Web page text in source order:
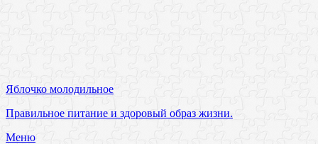
Яблочко молодильное
Правильное питание и здоровый образ жизни.
Меню